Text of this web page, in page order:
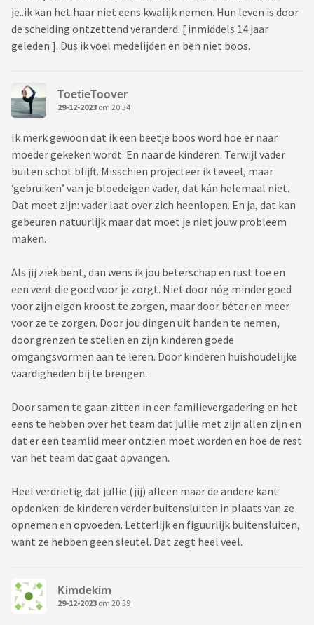
je..ik kan het haar niet eens kwalijk nemen. Hun leven is door
de scheiding ontzettend veranderd. [ inmiddels 14 jaar
geleden ]. Dus ik voel medelijden en ben niet boos.
ToetieToover
29-12-2023 om 20:34
Ik merk gewoon dat ik een beetje boos word hoe er naar
moeder gekeken wordt. En naar de kinderen. Terwijl vader
buiten schot blijft. Misschien projecteer ik teveel, maar
‘gebruiken’ van je bloedeigen vader, dat kán helemaal niet.
Dat moet zijn: vader laat over zich heenlopen. En ja, dat kan
gebeuren natuurlijk maar dat moet je niet jouw probleem
maken.
Als jij ziek bent, dan wens ik jou beterschap en rust toe en
een vent die goed voor je zorgt. Niet door nóg minder goed
voor zijn eigen kroost te zorgen, maar door béter en meer
voor ze te zorgen. Door jou dingen uit handen te nemen,
door grenzen te stellen en zijn kinderen goede
omgangsvormen aan te leren. Door kinderen huishoudelijke
vaardigheden bij te brengen.
Door samen te gaan zitten in een familievergadering en het
eens te hebben over het team dat jullie met zijn allen zijn en
dat er een teamlid meer ontzien moet worden en hoe de rest
van het team dat gaat opvangen.
Heel verdrietig dat jullie (jij) alleen maar de andere kant
opdenken: de kinderen verder buitensluiten in plaats van ze
opnemen en opvoeden. Letterlijk en figuurlijk buitensluiten,
want ze hebben geen sleutel. Dat zegt heel veel.
Kimdekim
29-12-2023 om 20:39